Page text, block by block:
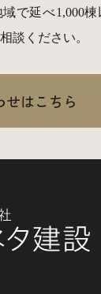
域で延べ1,000
談ください。
せはこちら